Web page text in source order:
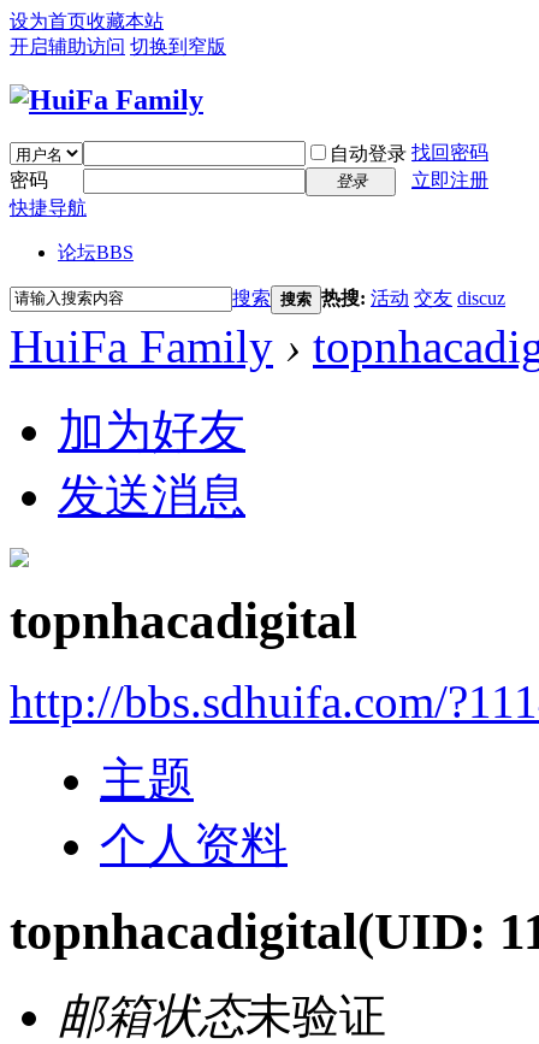
设为首页收藏本站
开启辅助访问 切换到窄版
自动登录 找回密码
密码
登录
立即注册
快捷导航
论坛BBS
搜索 搜索 热搜: 活动 交友 discuz
HuiFa Family ›
加为好友
发送消息
topnhacadigital
http://bbs.sdhuifa.com/
主题
个人资料
topnhacadigital(UID:
邮箱状态未验证